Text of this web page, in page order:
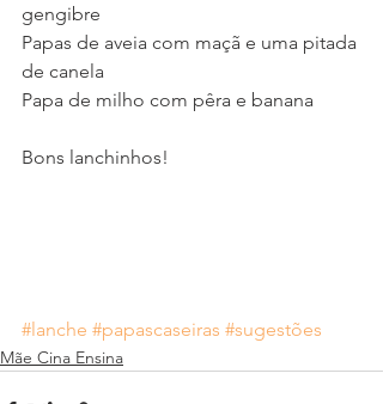
gengibre
Papas de aveia com maçã e uma pitada
de canela
Papa de milho com pêra e banana
Bons lanchinhos!
#lanche #papascaseiras #sugestões
Mãe Cina Ensina